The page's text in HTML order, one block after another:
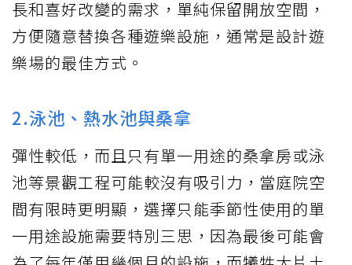
長和喜好改變的需求，單純保留開放空間，
方便隨意替換各種遊樂設施，通常是設計遊
樂場的最佳方式。
2.泳池、熱水池與桑拿
彈性較低，而且只有單一用途的桑拿房或泳
池等景觀工程可能較沒有吸引力，當庭院空
間有限時更明顯，選擇只能季節性使用的單
一用途設施需要特別三思，因為最後可能會